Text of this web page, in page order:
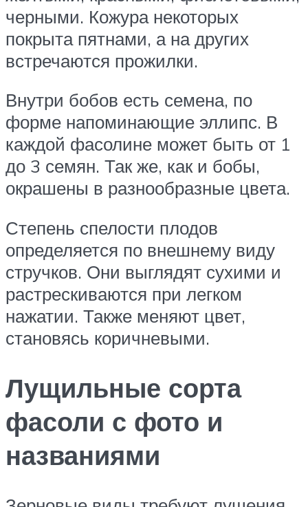
черными. Кожура некоторых
покрыта пятнами, а на других
встречаются прожилки.
Внутри бобов есть семена, по
форме напоминающие эллипс. В
каждой фасолине может быть от 1
до 3 семян. Так же, как и бобы,
окрашены в разнообразные цвета.
Степень спелости плодов
определяется по внешнему виду
стручков. Они выглядят сухими и
растрескиваются при легком
нажатии. Также меняют цвет,
становясь коричневыми.
Лущильные сорта
фасоли с фото и
названиями